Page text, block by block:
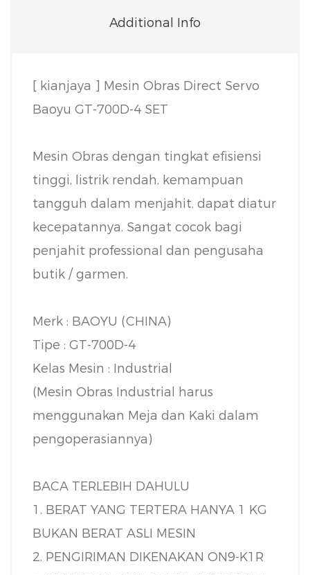
Additional Info
[ kianjaya ] Mesin Obras Direct Servo
Baoyu GT-700D-4 SET
Mesin Obras dengan tingkat efisiensi
tinggi, listrik rendah, kemampuan
tangguh dalam menjahit, dapat diatur
kecepatannya. Sangat cocok bagi
penjahit professional dan pengusaha
butik / garmen.
Merk : BAOYU (CHINA)
Tipe : GT-700D-4
Kelas Mesin : Industrial
(Mesin Obras Industrial harus
menggunakan Meja dan Kaki dalam
pengoperasiannya)
BACA TERLEBIH DAHULU
1. BERAT YANG TERTERA HANYA 1 KG
BUKAN BERAT ASLI MESIN
2. PENGIRIMAN DIKENAKAN ON9-K1R